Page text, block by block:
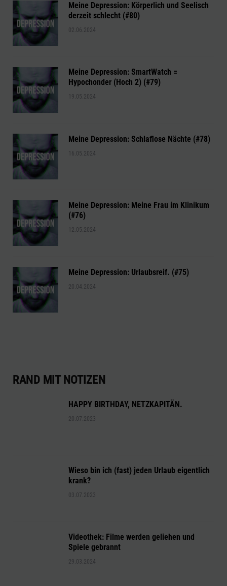
Meine Depression: Körperlich und Seelisch
derzeit schlecht (#80)
02.06.2024
Meine Depression: SmartWatch =
Hypochonder (Hoch 2) (#79)
19.05.2024
Meine Depression: Schlaflose Nächte (#78)
16.05.2024
Meine Depression: Meine Frau im Klinikum
(#76)
12.05.2024
Meine Depression: Urlaubsreif. (#75)
20.04.2024
RAND MIT NOTIZEN
HAPPY BIRTHDAY, NETZKAPITÄN.
20.07.2023
Wieso bin ich (fast) jeden Urlaub eigentlich
krank?
03.07.2023
Videothek: Filme werden geliehen und
Spiele gebrannt
29.03.2024